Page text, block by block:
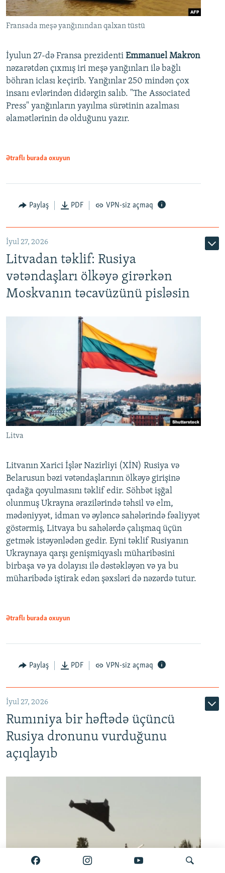
Fransada meşə yanğınından qalxan tüstü
İyulun 27-də Fransa prezidenti Emmanuel Makron
nəzarətdən çıxmış iri meşə yanğınları ilə bağlı
böhran iclası keçirib. Yanğınlar 250 mindən çox
insanı evlərindən didərgin salıb. "The Associated
Press" yanğınların yayılma sürətinin azalması
əlamətlərinin də olduğunu yazır.
Ətraflı burada oxuyun
Paylaş PDF VPN-siz açmaq
İyul 27, 2026
Litvadan təklif: Rusiya
vətəndaşları ölkəyə girərkən
Moskvanın təcavüzünü pisləsin
Litva
Litvanın Xarici İşlər Nazirliyi (XİN) Rusiya və
Belarusun bəzi vətəndaşlarının ölkəyə girişinə
qadağa qoyulmasını təklif edir. Söhbət işğal
olunmuş Ukrayna ərazilərində təhsil və elm,
mədəniyyət, idman və əyləncə sahələrində fəaliyyət
göstərmiş, Litvaya bu sahələrdə çalışmaq üçün
getmək istəyənlədən gedir. Eyni təklif Rusiyanın
Ukraynaya qarşı genişmiqyaslı müharibəsini
birbaşa və ya dolayısı ilə dəstəkləyən və ya bu
müharibədə iştirak edən şəxsləri də nəzərdə tutur.
Ətraflı burada oxuyun
Paylaş PDF VPN-siz açmaq
İyul 27, 2026
Rumıniya bir həftədə üçüncü
Rusiya dronunu vurduğunu
açıqlayıb